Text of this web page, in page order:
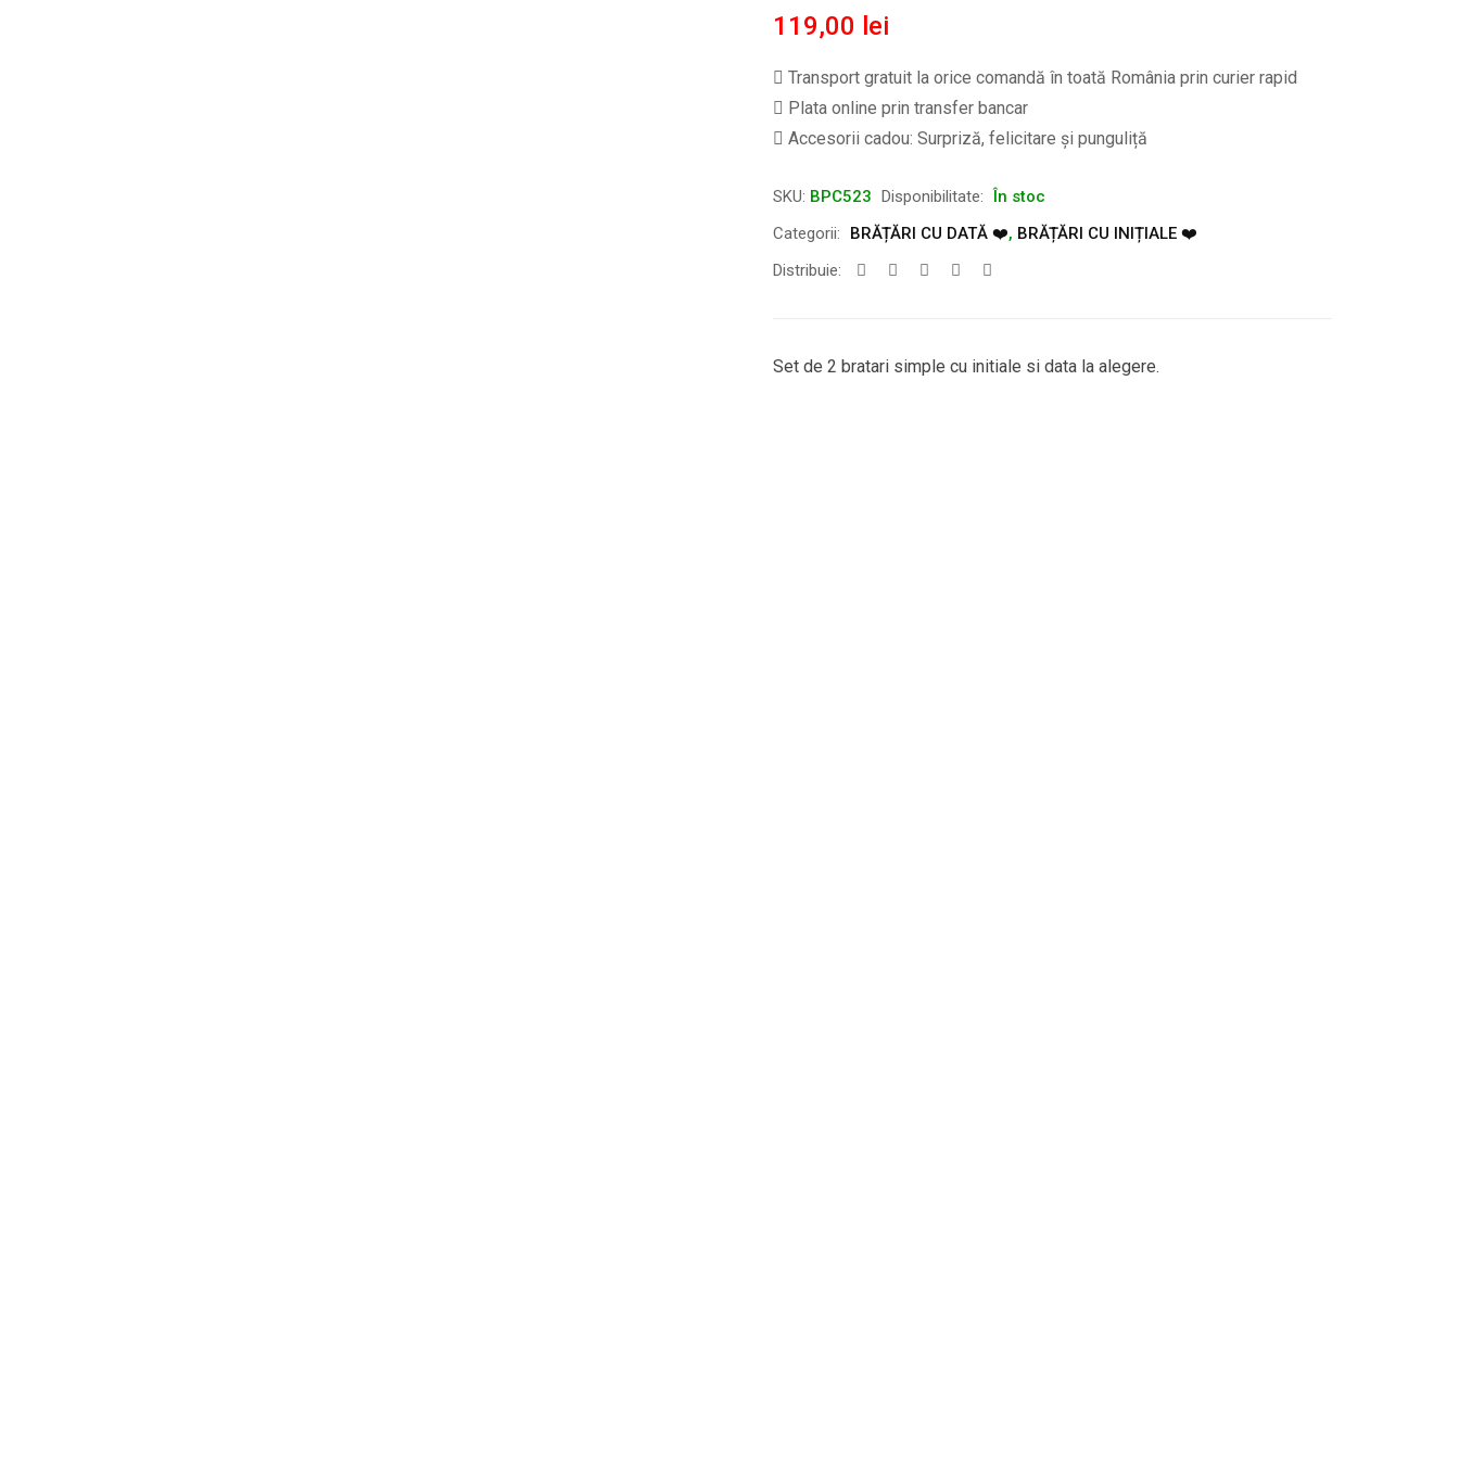
119,00 lei
Transport gratuit la orice comandă în toată România prin curier rapid
Plata online prin transfer bancar
Accesorii cadou: Surpriză, felicitare și punguliță
SKU: BPC523 Disponibilitate: În stoc
Categorii:
BRĂȚĂRI CU DATĂ ❤️, BRĂȚĂRI CU INIȚIALE ❤️
Distribuie:
Set de 2 bratari simple cu initiale si data la alegere.